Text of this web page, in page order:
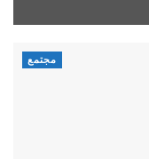
مجتمع